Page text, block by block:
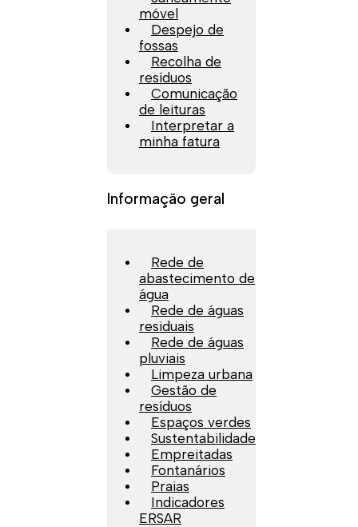
móvel
Despejo de
fossas
Recolha de
resíduos
Comunicação
de leituras
Interpretar a
minha fatura
Informação geral
Rede de
abastecimento de
água
Rede de águas
residuais
Rede de águas
pluviais
Limpeza urbana
Gestão de
resíduos
Espaços verdes
Sustentabilidade
Empreitadas
Fontanários
Praias
Indicadores
ERSAR